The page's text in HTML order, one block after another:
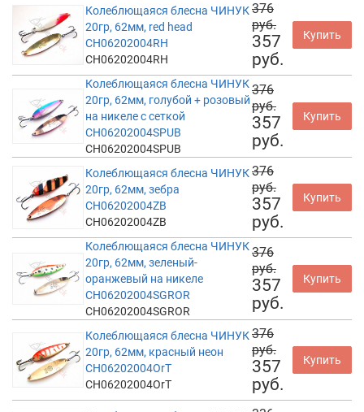
Колеблющаяся блесна ЧИНУК
20гр, 62мм, red head
CH06202004RH
CH06202004RH
376
руб.
357
руб.
Купить
Колеблющаяся блесна ЧИНУК
20гр, 62мм, голубой + розовый
на никеле с сеткой
CH06202004SPUB
CH06202004SPUB
376
руб.
357
руб.
Купить
Колеблющаяся блесна ЧИНУК
20гр, 62мм, зебра
CH06202004ZB
CH06202004ZB
376
руб.
357
руб.
Купить
Колеблющаяся блесна ЧИНУК
20гр, 62мм, зеленый-
оранжевый на никеле
CH06202004SGROR
CH06202004SGROR
376
руб.
357
руб.
Купить
Колеблющаяся блесна ЧИНУК
20гр, 62мм, красный неон
CH06202004OrT
CH06202004OrT
376
руб.
357
руб.
Купить